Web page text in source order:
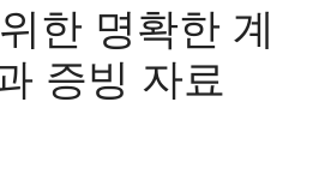
한 명확한 계
증빙 자료